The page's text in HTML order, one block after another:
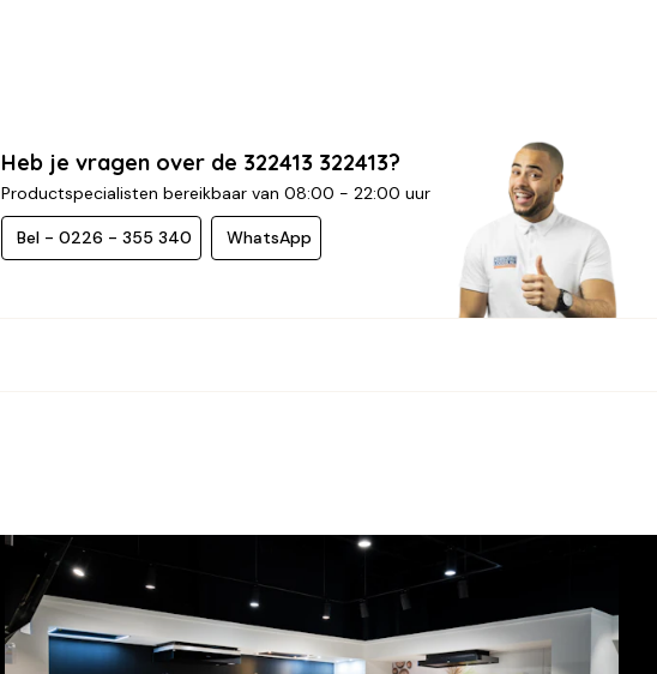
Heb je vragen over de 322413 322413?
Productspecialisten bereikbaar van 08:00 - 22:00 uur
Bel - 0226 - 355 340 WhatsApp